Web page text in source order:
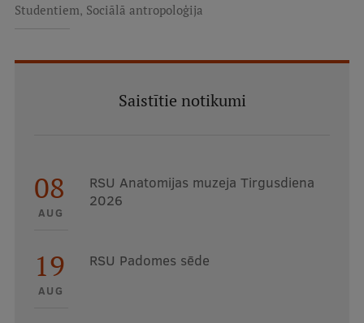
Studentiem, Sociālā antropoloģija
Saistītie notikumi
08
AUG
RSU Anatomijas muzeja Tirgusdiena
2026
19
AUG
RSU Padomes sēde